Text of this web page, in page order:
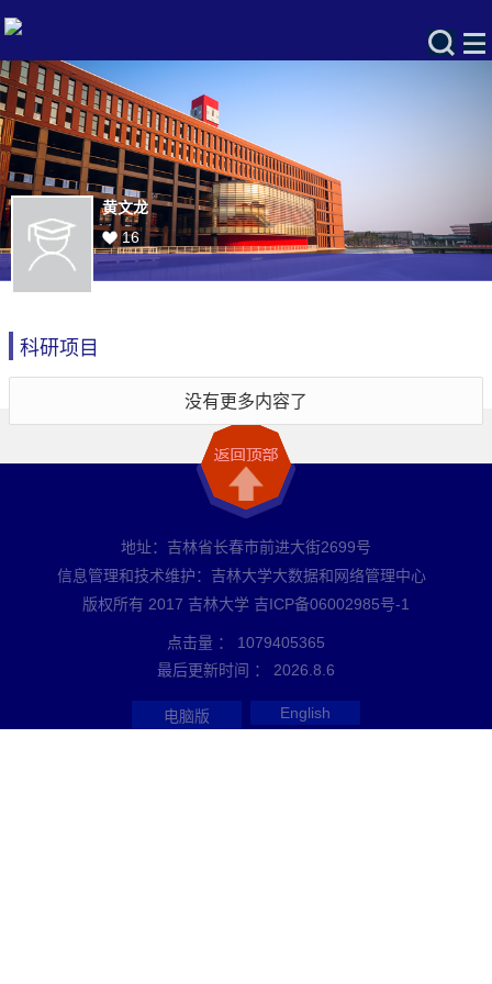
黄文龙
16
科研项目
没有更多内容了
地址：吉林省长春市前进大街2699号
信息管理和技术维护：吉林大学大数据和网络管理中心
版权所有 2017 吉林大学 吉ICP备06002985号-1
点击量 ： 1079405365
最后更新时间 ： 2026 8 6
电脑版 English